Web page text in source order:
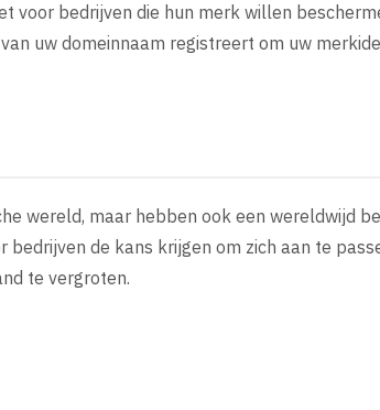
voor bedrijven die hun merk willen
uw domeinnaam registreert om uw
wereld, maar hebben ook een wereldwijd
de kans krijgen om zich aan te
te vergroten.